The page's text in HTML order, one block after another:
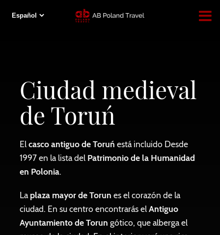
Ciudad medieval
de Toruń
Elcasco antiguo de Toruń está incluido Desde
1997 en la lista del Patrimonio de la Humanidad
en Polonia.
Laplaza mayor de Torun es el corazón de la
ciudad. En su centro encontrarás elAntiguo
Ayuntamiento de Torun gótico, que alberga el